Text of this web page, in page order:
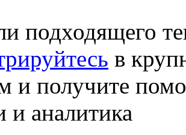
подходящего
в
и получите
и аналитика